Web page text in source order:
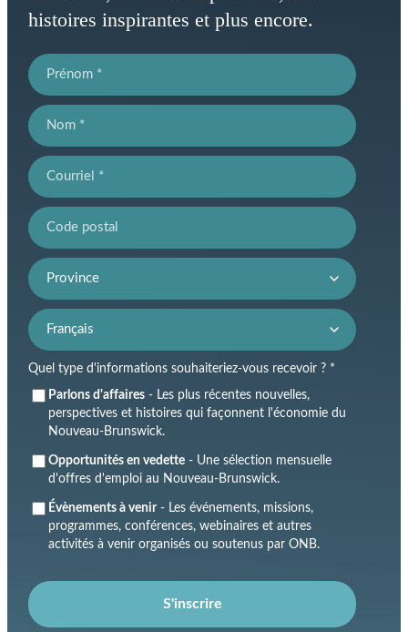
histoires inspirantes et plus encore.
Prénom
Nom
Courriel
Code postal
Province
Préférence de langue
Quel type d'informations souhaiteriez-vous recevoir ? *
Parlons d'affaires - Les plus récentes nouvelles,
perspectives et histoires qui façonnent l'économie du
Nouveau-Brunswick.
Opportunités en vedette - Une sélection mensuelle
d'offres d'emploi au Nouveau-Brunswick.
Évènements à venir - Les événements, missions,
programmes, conférences, webinaires et autres
activités à venir organisés ou soutenus par ONB.
S'inscrire